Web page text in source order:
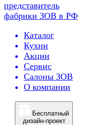
представитель
фабрики ЗОВ в РФ
Каталог
Кухни
Акции
Сервис
Салоны ЗОВ
О компании
Бесплатный
дизайн-проект